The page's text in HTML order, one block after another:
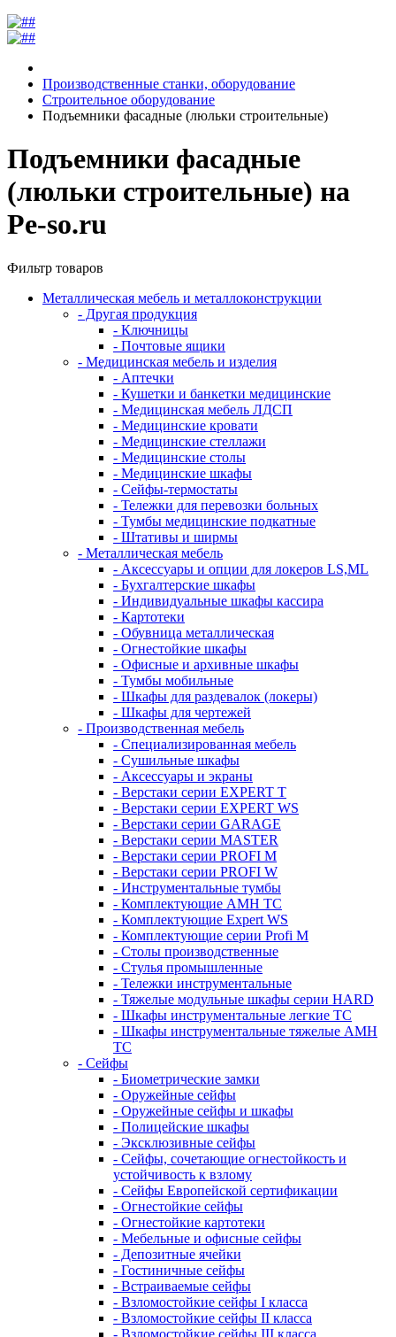
Производственные станки, оборудование
Строительное оборудование
Подъемники фасадные (люльки строительные)
Подъемники фасадные
(люльки строительные) на
Pe-so.ru
Фильтр товаров
Металлическая мебель и металлоконструкции
- Другая продукция
- Ключницы
- Почтовые ящики
- Медицинская мебель и изделия
- Аптечки
- Кушетки и банкетки медицинские
- Медицинская мебель ЛДСП
- Медицинские кровати
- Медицинские стеллажи
- Медицинские столы
- Медицинские шкафы
- Сейфы-термостаты
- Тележки для перевозки больных
- Тумбы медицинские подкатные
- Штативы и ширмы
- Металлическая мебель
- Аксессуары и опции для локеров LS,ML
- Бухгалтерские шкафы
- Индивидуальные шкафы кассира
- Картотеки
- Обувница металлическая
- Огнестойкие шкафы
- Офисные и архивные шкафы
- Тумбы мобильные
- Шкафы для раздевалок (локеры)
- Шкафы для чертежей
- Производственная мебель
- Cпециализированная мебель
- Cушильные шкафы
- Аксессуары и экраны
- Верстаки серии EXPERT T
- Верстаки серии EXPERT WS
- Верстаки серии GARAGE
- Верстаки серии MASTER
- Верстаки серии PROFI M
- Верстаки серии PROFI W
- Инструментальные тумбы
- Комплектующие AMH TC
- Комплектующие Expert WS
- Комплектующие серии Profi M
- Столы производственные
- Стулья промышленные
- Тележки инструментальные
- Тяжелые модульные шкафы серии HARD
- Шкафы инструментальные легкие ТС
- Шкафы инструментальные тяжелые AMH
TC
- Сейфы
- Биометрические замки
- Оружейные сейфы
- Оружейные сейфы и шкафы
- Полицейские шкафы
- Эксклюзивные сейфы
- Сейфы, сочетающие огнестойкость и
устойчивость к взлому
- Сейфы Европейской сертификации
- Огнестойкие сейфы
- Огнестойкие картотеки
- Мебельные и офисные сейфы
- Депозитные ячейки
- Гостиничные сейфы
- Встраиваемые сейфы
- Взломостойкие сейфы I класса
- Взломостойкие сейфы II класса
- Взломостойкие сейфы III класса